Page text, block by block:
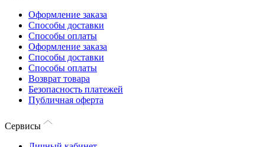
Оформление заказа
Способы доставки
Способы оплаты
Оформление заказа
Способы доставки
Способы оплаты
Возврат товара
Безопасность платежей
Публичная оферта
Сервисы